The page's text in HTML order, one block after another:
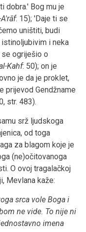
dobra.' Bog mu je
: 15); 'Daje ti se
uništiti, budi
i neka
se ogriješio o
Kahf: 50); on je
je da je proklet,
prijevod Gendžname
str. 483).
srž ljudskoga
od toga
za blagom koje je
(ne)očitovanoga
O ovoj tragalačkoj
Mevlana kaže:
srca vole Boga i
ne vide. To nije ni
imena